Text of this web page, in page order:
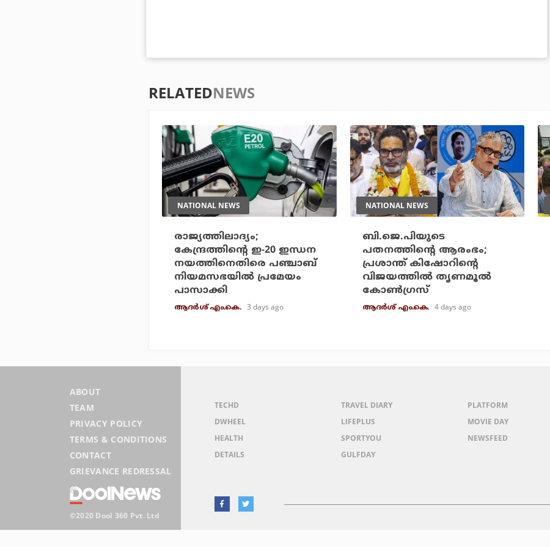
RELATEDNEWS
NATIONAL NEWS
രാജ്യത്തിലാദ്യം;
കേന്ദ്രത്തിന്റെ ഇ-20 ഇന്ധന
നയത്തിനെതിരെ പഞ്ചാബ്
നിയമസഭയില്‍ പ്രമേയം
പാസാക്കി
ആദർശ് എം.കെ. 3 days ago
NATIONAL NEWS
ബി.ജെ.പിയുടെ
പതനത്തിന്റെ ആരംഭം;
പ്രശാന്ത് കിഷോറിന്റെ
വിജയത്തില്‍ തൃണമൂല്‍
കോണ്‍ഗ്രസ്
ആദർശ് എം.കെ. 4 days ago
ABOUT
TEAM
PRIVACY POLICY
TERMS & CONDITIONS
CONTACT
GRIEVANCE REDRESSAL
©2020 Dool 360 Pvt. Ltd
TECHD
DWHEEL
HEALTH
DETAILS
TRAVEL DIARY
LIFEPLUS
SPORTYOU
GULFDAY
PLATFORM
MOVIE DAY
NEWSFEED